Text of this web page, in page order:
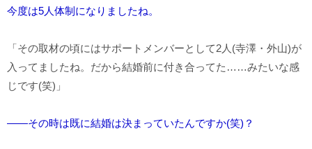
今度は5人体制になりましたね。
「その取材の頃にはサポートメンバーとして2人(寺澤・外山)が
入ってましたね。だから結婚前に付き合ってた……みたいな感
じです(笑)」
――その時は既に結婚は決まっていたんですか(笑)？